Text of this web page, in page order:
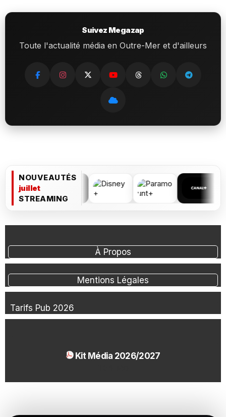
Suivez Megazap
Toute l'actualité média en Outre-Mer et d'ailleurs
NOUVEAUTÉS
juillet
STREAMING
À Propos
Mentions Légales
Tarifs Pub 2026
Kit Média 2026/2027